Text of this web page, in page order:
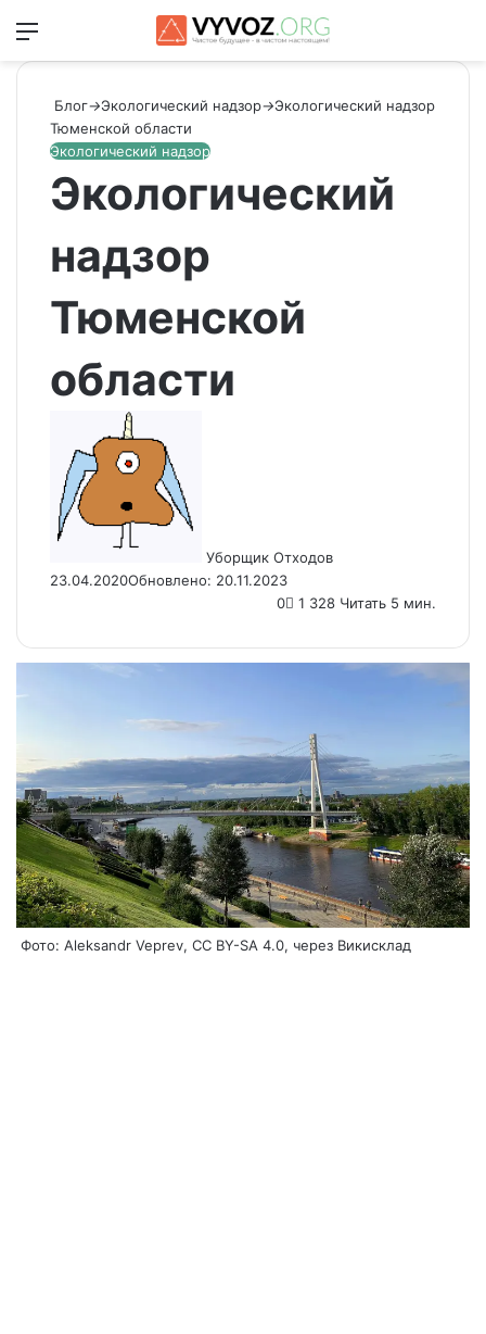
Меню
Блог→Экологический надзор→Экологический надзор
Тюменской области
Экологический надзор
Экологический
надзор
Тюменской
области
Уборщик Отходов
23.04.2020Обновлено: 20.11.2023
0
1 328 Читать 5 мин.
Фото: Aleksandr Veprev, CC BY-SA 4.0, через Викисклад